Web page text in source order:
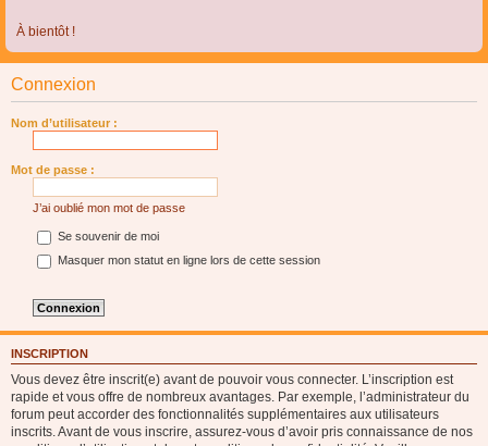
À bientôt !
Connexion
Nom d’utilisateur :
Mot de passe :
J’ai oublié mon mot de passe
Se souvenir de moi
Masquer mon statut en ligne lors de cette session
INSCRIPTION
Vous devez être inscrit(e) avant de pouvoir vous connecter. L’inscription est
rapide et vous offre de nombreux avantages. Par exemple, l’administrateur du
forum peut accorder des fonctionnalités supplémentaires aux utilisateurs
inscrits. Avant de vous inscrire, assurez-vous d’avoir pris connaissance de nos